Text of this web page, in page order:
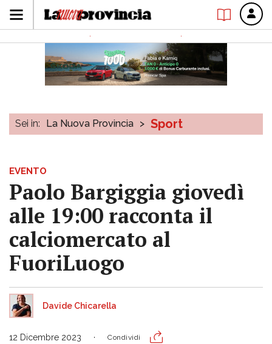
Sei in: La Nuova Provincia > Sport
EVENTO
Paolo Bargiggia giovedì
alle 19:00 racconta il
calciomercato al
FuoriLuogo
Davide Chicarella
12 Dicembre 2023 Condividi